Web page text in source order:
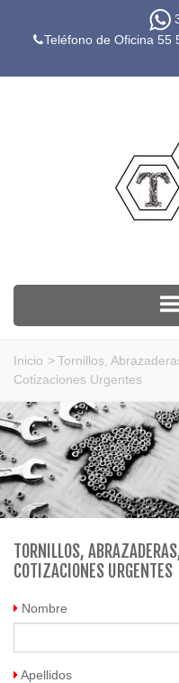
Teléfono de Oficina 55
Inicio >Tornillos,
Cotizaciones Urgentes
TORNILLOS,
COTIZACIONES URGENTES
Nombre
Apellidos